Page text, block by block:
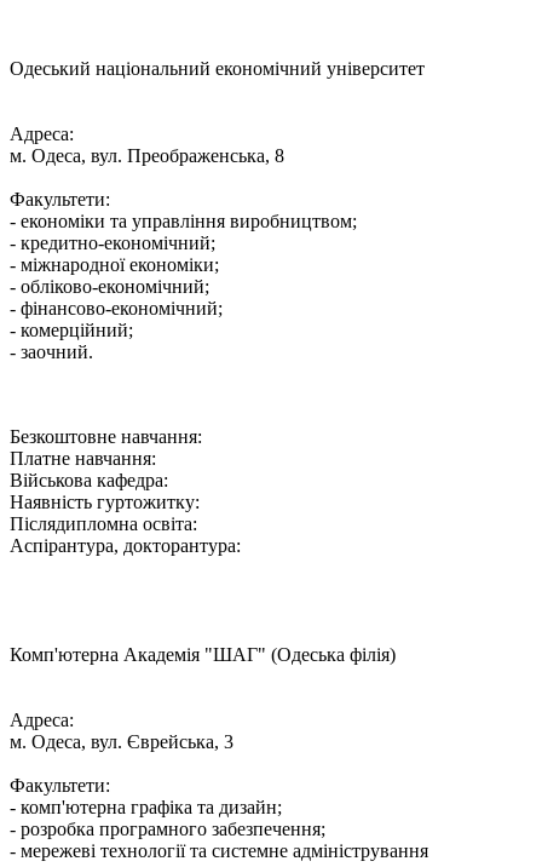
Одеський національний економічний університет
Адреса:
м. Одеса, вул. Преображенська, 8
Факультети:
- економіки та управління виробництвом;
- кредитно-економічний;
- міжнародної економіки;
- обліково-економічний;
- фінансово-економічний;
- комерційний;
- заочний.
Безкоштовне навчання:
Платне навчання:
Військова кафедра:
Наявність гуртожитку:
Післядипломна освіта:
Аспірантура, докторантура:
Комп'ютерна Академія "ШАГ" (Одеська філія)
Адреса:
м. Одеса, вул. Єврейська, 3
Факультети:
- комп'ютерна графіка та дизайн;
- розробка програмного забезпечення;
- мережеві технології та системне адміністрування